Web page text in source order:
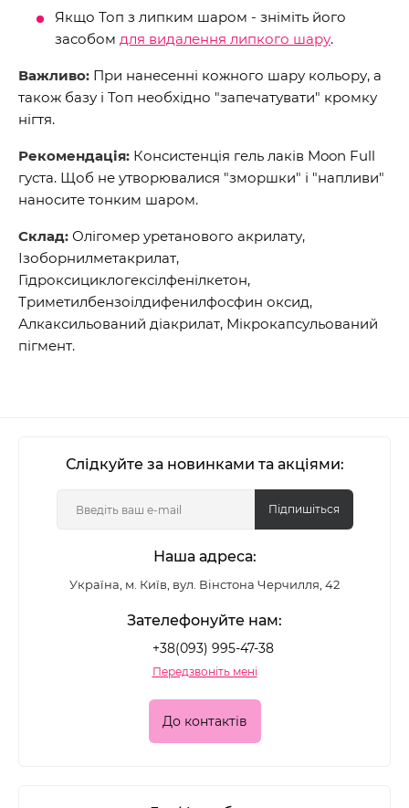
Якщо Топ з липким шаром - зніміть його
засобом для видалення липкого шару.
Важливо: При нанесенні кожного шару кольору, а
також базу і Топ необхідно "запечатувати" кромку
нігтя.
Рекомендація: Консистенція гель лаків Moon Full
густа. Щоб не утворювалися "зморшки" і "напливи"
наносите тонким шаром.
Склад: Олігомер уретанового акрилату,
Ізоборнилметакрилат,
Гідроксициклогексілфенілкетон,
Триметилбензоілдифенилфосфин оксид,
Алкаксильований діакрилат, Мікрокапсульований
пігмент.
Слідкуйте за новинками та акціями:
Підпишіться
Наша адреса:
Україна, м. Київ, вул. Вінстона Черчилля, 42
Зателефонуйте нам:
+38(093) 995-47-38
Передзвоніть мені
До контактів